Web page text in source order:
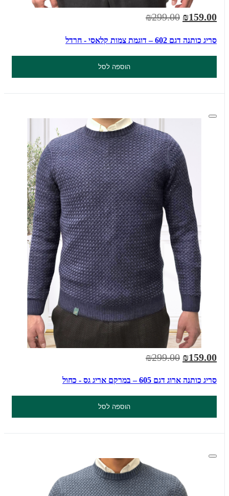
₪159.00
₪299.00
סריג כותנה דגם 602 – דוגמת צמות קלאסי - חרדל
הוספה לסל
₪159.00
₪299.00
סריג כותנה ארוג דגם 605 – במרקם אריג גס - כחול
הוספה לסל